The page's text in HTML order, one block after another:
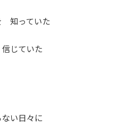
知っていた
じていた
い日々に